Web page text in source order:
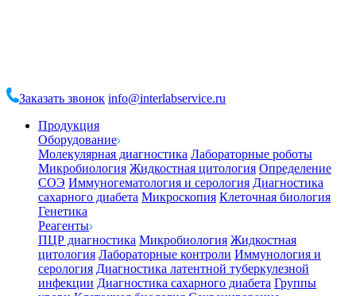
Заказать звонок info@interlabservice.ru
Продукция
Оборудование
Молекулярная диагностика Лабораторные роботы
Микробиология Жидкостная цитология Определение
СОЭ Иммуногематология и серология Диагностика
сахарного диабета Микроскопия Клеточная биология
Генетика
Реагенты
ПЦР диагностика Микробиология Жидкостная
цитология Лабораторные контроли Иммунология и
серология Диагностика латентной туберкулезной
инфекции Диагностика сахарного диабета Группы